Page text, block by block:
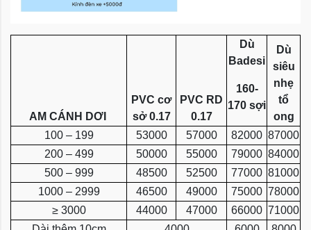
AM CÁNH DƠI
PVC cơ
sở 0.17
PVC RD
0.17
Dù
Badesi
160-
170 sợi
Dù
siêu
nhẹ
tổ
ong
100 – 199
53000 57000 82000 87000
200 – 499
50000 55000 79000 84000
500 – 999
48500 52500 77000 81000
1000 – 2999
46500 49000 75000 78000
≥ 3000
44000 47000 66000 71000